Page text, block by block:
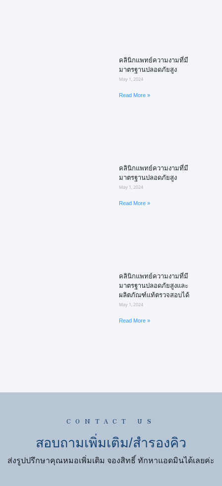
คลินิกแพทย์ความงามที่มี
มาตรฐานปลอดภัยสูง
May 1, 2024
Read More »
คลินิกแพทย์ความงามที่มี
มาตรฐานปลอดภัยสูง
May 1, 2024
Read More »
คลินิกแพทย์ความงามที่มี
มาตรฐานปลอดภัยสูงและ
ผลิตภัณฑ์แท้ตรวจสอบได้
May 1, 2024
Read More »
CONTACT US
สอบถามเพิ่มเติม/สำรองคิว
ส่งรูปปรึกษาคุณหมอเพิ่มเติม จองสิทธิ์ ทักหาแอดมินได้เลยค่ะ